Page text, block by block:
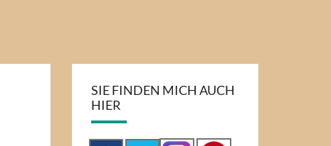
SIE FINDEN MICH AUCH
HIER